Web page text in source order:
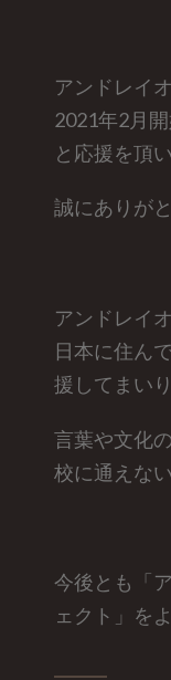
アンドレイ
2021年2月
と応援を頂
誠にありが
アンドレイ
日本に住ん
援してまいり
言葉や文化
校に通えな
今後とも「
ェクト」を